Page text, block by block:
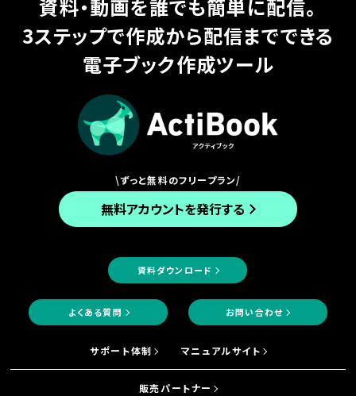
資料・動画を誰でも簡単に配信。
3ステップで作成から配信までできる
電子ブック作成ツール
\ずっと無料のフリープラン/
無料アカウントを発行する
資料ダウンロード
よくある質問 お問い合わせ
サポート体制 マニュアルサイト
販売パートナー